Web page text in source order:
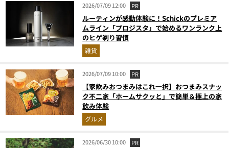
2026/07/09 12:00 PR
ルーティンが感動体験に！Schickのプレミア
ムライン「プロジスタ」で始めるワンランク上
のヒゲ剃り習慣
雑貨
2026/07/09 10:00 PR
【家飲みおつまみはこれ一択】おつまみスナッ
ク不二家「ホームサクッと」で簡単＆極上の家
飲み体験
グルメ
2026/06/30 10:00 PR